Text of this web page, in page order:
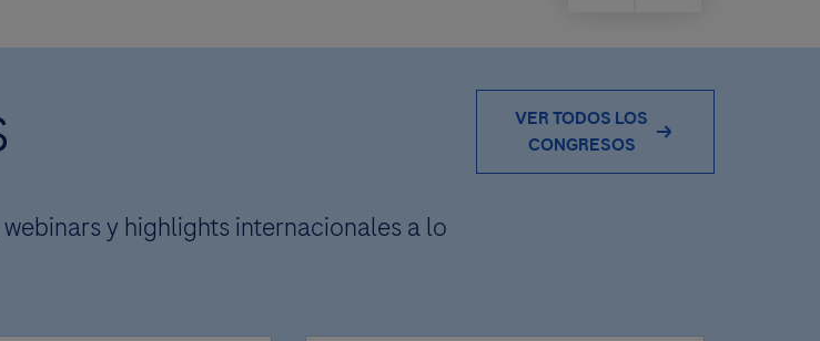
y highlights internacionales a lo
VER TODOS LOS
CONGRESOS